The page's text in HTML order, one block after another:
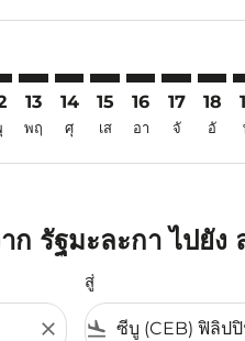
13
พฤ
14
ศุ
15
เส
16
อา
17
จั
18
อั
ก รัฐมะละกา ไปยัง
close
สู่
flight_land